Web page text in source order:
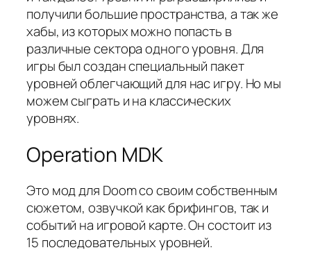
получили большие пространства, а так же
хабы, из которых можно попасть в
различные сектора одного уровня. Для
игры был создан специальный пакет
уровней облегчающий для нас игру. Но мы
можем сыграть и на классических
уровнях.
Operation MDK
Это мод для Doom со своим собственным
сюжетом, озвучкой как брифингов, так и
событий на игровой карте. Он состоит из
15 последовательных уровней.